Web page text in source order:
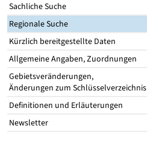
Sachliche Suche
Regionale Suche
Kürzlich bereitgestellte Daten
Allgemeine Angaben, Zuordnungen
Gebietsveränderungen,
Änderungen zum Schlüsselverzeichnis
Definitionen und Erläuterungen
Newsletter